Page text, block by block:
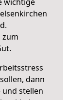
zum
dann
stellen